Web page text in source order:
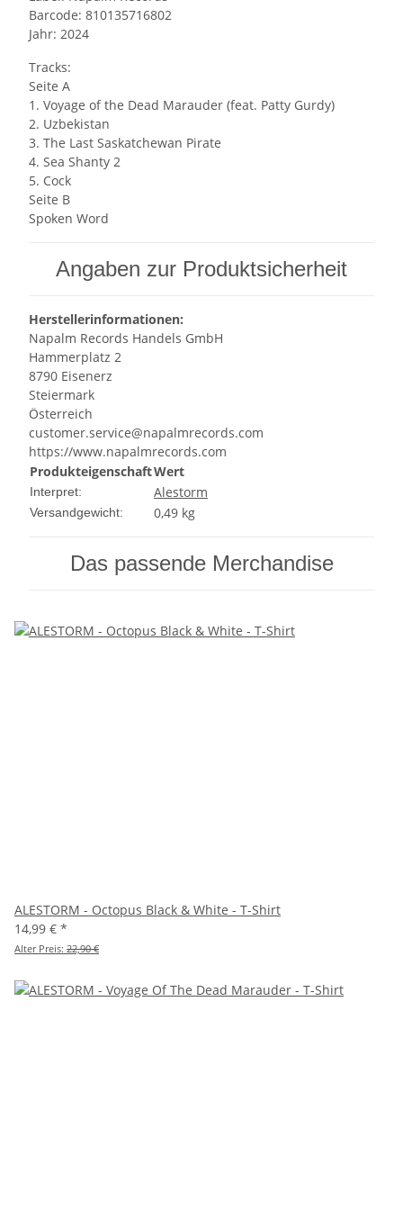
Barcode: 810135716802
Jahr: 2024
Tracks:
Seite A
1. Voyage of the Dead Marauder (feat. Patty Gurdy)
2. Uzbekistan
3. The Last Saskatchewan Pirate
4. Sea Shanty 2
5. Cock
Seite B
Spoken Word
Angaben zur Produktsicherheit
Herstellerinformationen:
Napalm Records Handels GmbH
Hammerplatz 2
8790 Eisenerz
Steiermark
Österreich
customer.service@napalmrecords.com
https://www.napalmrecords.com
ProdukteigenschaftWert
Interpret: Alestorm
Versandgewicht: 0,49 kg
Das passende Merchandise
ALESTORM - Octopus Black & White - T-Shirt
14,99 € *
Alter Preis: 22,90 €